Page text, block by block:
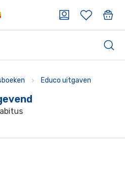
Educo uitgaven